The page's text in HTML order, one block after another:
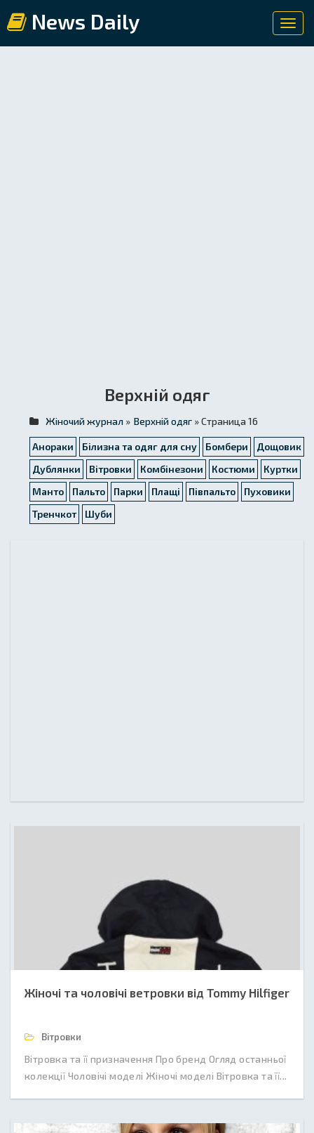
News Daily
Верхній одяг
Жіночий журнал » Верхній одяг » Страница 16
Анораки Білизна та одяг для сну Бомбери
Дощовик
Дублянки
Вітровки Комбінезони Костюми
Куртки
Манто
Пальто Парки Плащі Півпальто
Пуховики
Тренчкот
Шуби
Жіночі та чоловічі ветровки від Tommy Hilfiger
Вітровки
Вітровка та її призначення Про бренд Огляд останньої
колекції Чоловічі моделі Жіночі моделі Вітровка та її...